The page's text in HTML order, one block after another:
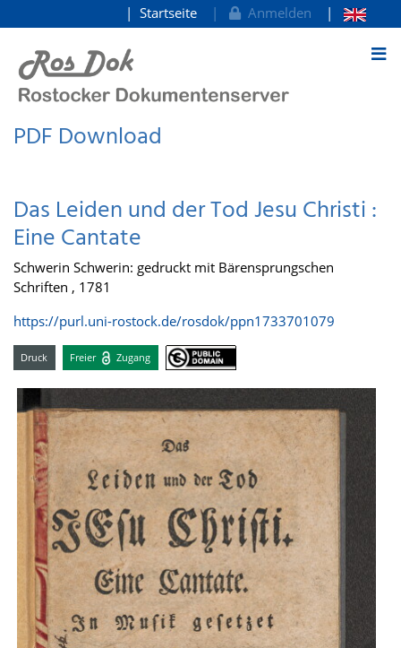
zum Inhalt
Startseite Anmelden
PDF Download
Das Leiden und der Tod Jesu Christi :
Eine Cantate
Schwerin Schwerin: gedruckt mit Bärensprungschen
Schriften , 1781
https://purl.uni-rostock.de/rosdok/ppn1733701079
Druck Freier Zugang